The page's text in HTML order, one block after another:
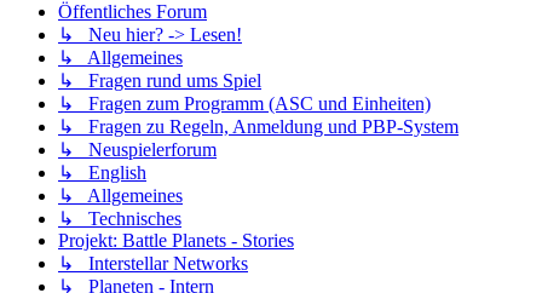
Öffentliches Forum
↳ Neu hier? -> Lesen!
↳ Allgemeines
↳ Fragen rund ums Spiel
↳ Fragen zum Programm (ASC und Einheiten)
↳ Fragen zu Regeln, Anmeldung und PBP-System
↳ Neuspielerforum
↳ English
↳ Allgemeines
↳ Technisches
Projekt: Battle Planets - Stories
↳ Interstellar Networks
↳ Planeten - Intern